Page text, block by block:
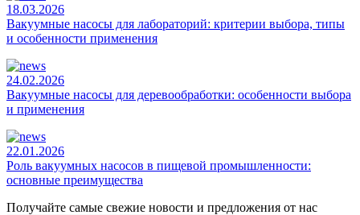
18.03.2026
Вакуумные насосы для лабораторий: критерии выбора, типы
и особенности применения
24.02.2026
Вакуумные насосы для деревообработки: особенности выбора
и применения
22.01.2026
Роль вакуумных насосов в пищевой промышленности:
основные преимущества
Получайте самые свежие новости и предложения от нас